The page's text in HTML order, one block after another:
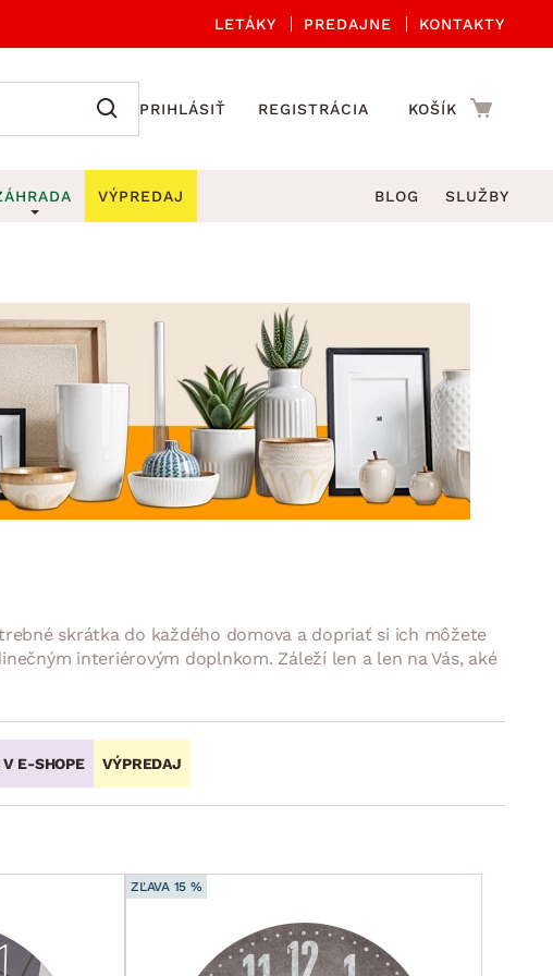
LETÁKY PREDAJNE KONTAKTY
PRIHLÁSIŤ REGISTRÁCIA KOŠÍK
na kľúče
na dáždniky
na noviny
na oblečenie
vše
Kuchynské príslušenstvo
Kuchynské doplnky
Kúpeľňové doplnky
Záhradné doplnky
Zobrazit vše
DOPLNKY VIANOCE
1
Záhradné stoličky a kreslá
Záhradné lavice
Záhradné stoly
Záhradné hojdačky
Záhradné lehátka
Záhradné doplnky
VÝPREDAJ BLOG SLUŽBY
skrátka do každého domova a dopriať si ich môžete
interiérovým doplnkom. Záleží len a len na Vás, aké
V E-SHOPE VÝPREDAJ
ZĽAVA 15 %